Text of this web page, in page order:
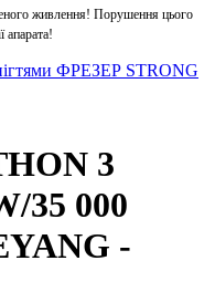
живлення! Порушення цього
апарата!
ФРЕЗЕР STRONG
3
35 000
-